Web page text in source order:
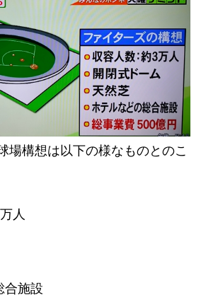
場構想は以下の様なものとのこ
人
合施設